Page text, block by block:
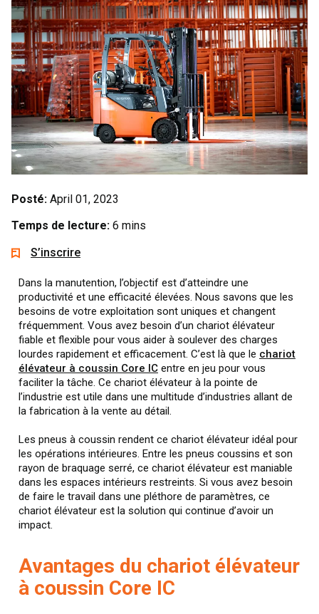
Posté: April 01, 2023
Temps de lecture: 6 mins
S’inscrire
Dans la manutention, l’objectif est d’atteindre une
productivité et une efficacité élevées. Nous savons que les
besoins de votre exploitation sont uniques et changent
fréquemment. Vous avez besoin d’un chariot élévateur
fiable et flexible pour vous aider à soulever des charges
lourdes rapidement et efficacement. C’est là que le chariot
élévateur à coussin Core IC entre en jeu pour vous
faciliter la tâche. Ce chariot élévateur à la pointe de
l’industrie est utile dans une multitude d’industries allant de
la fabrication à la vente au détail.
Les pneus à coussin rendent ce chariot élévateur idéal pour
les opérations intérieures. Entre les pneus coussins et son
rayon de braquage serré, ce chariot élévateur est maniable
dans les espaces intérieurs restreints. Si vous avez besoin
de faire le travail dans une pléthore de paramètres, ce
chariot élévateur est la solution qui continue d’avoir un
impact.
Avantages du chariot élévateur
à coussin Core IC